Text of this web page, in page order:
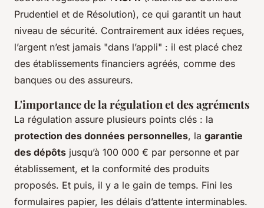
Prudentiel et de Résolution), ce qui garantit un haut
niveau de sécurité. Contrairement aux idées reçues,
l’argent n’est jamais "dans l’appli" : il est placé chez
des établissements financiers agréés, comme des
banques ou des assureurs.
L'importance de la régulation et des agréments
La régulation assure plusieurs points clés : la
protection des données personnelles, la garantie
des dépôts jusqu’à 100 000 € par personne et par
établissement, et la conformité des produits
proposés. Et puis, il y a le gain de temps. Fini les
formulaires papier, les délais d’attente interminables.